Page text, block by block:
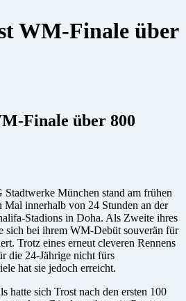
WM-Finale über
Finale über 800
München stand am frühen
Mal innerhalb von 24 Stunden an der
Stadions in Doha. Als Zweite ihres
sich bei ihrem WM-Debüt souverän für
Trotz eines erneut cleveren Rennens
die 24-Jährige nicht fürs
hat sie jedoch erreicht.
hatte sich Trost nach den ersten 100